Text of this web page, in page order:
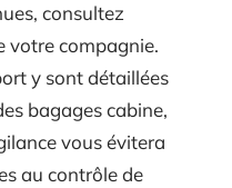
consultez
votre compagnie.
y sont détaillées
bagages cabine,
vous évitera
au contrôle de